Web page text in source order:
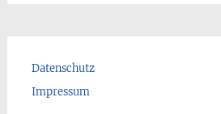
Datenschutz
Impressum